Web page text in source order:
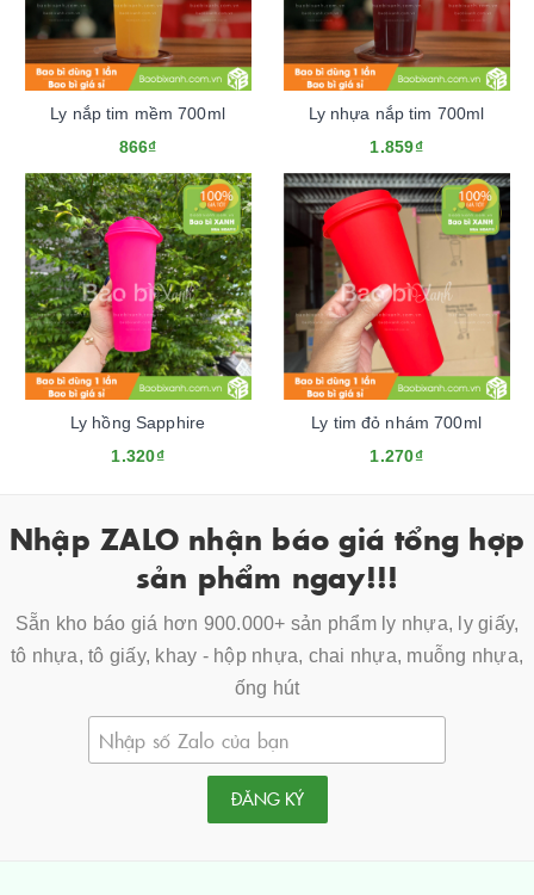
Ly nắp tim mềm 700ml
866₫
Ly nhựa nắp tim 700ml
1.859₫
Ly hồng Sapphire
1.320₫
Ly tim đỏ nhám 700ml
1.270₫
Nhập ZALO nhận báo giá tổng hợp
sản phẩm ngay!!!
Sẵn kho báo giá hơn 900.000+ sản phẩm ly nhựa, ly giấy,
tô nhựa, tô giấy, khay - hộp nhựa, chai nhựa, muỗng nhựa,
ống hút
ĐĂNG KÝ